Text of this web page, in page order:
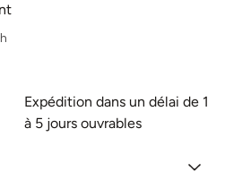
Expédition dans un délai de 1
à 5 jours ouvrables